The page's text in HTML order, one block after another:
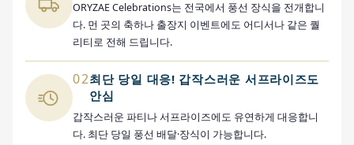
ORYZAE Celebrations는 전국에서 풍선 장식을 전개합니
다. 먼 곳의 축하나 출장지 이벤트에도 어디서나 같은 퀄
리티로 전해 드립니다.
02최단 당일 대응! 갑작스러운 서프라이즈도
안심
갑작스러운 파티나 서프라이즈에도 유연하게 대응합니
다. 최단 당일 풍선 배달·장식이 가능합니다.